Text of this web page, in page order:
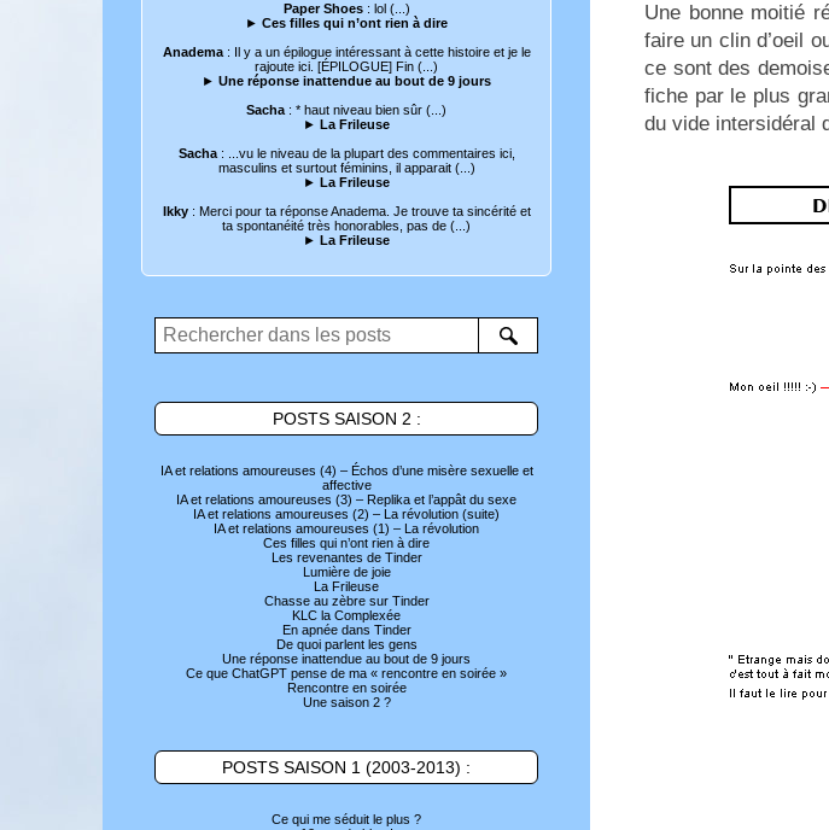
Paper Shoes: lol (...)
► Ces filles qui n’ont rien à dire
Anadema: Il y a un épilogue intéressant à cette histoire et je le
rajoute ici. [ÉPILOGUE] Fin (...)
► Une réponse inattendue au bout de 9 jours
Sacha : * haut niveau bien sûr (...)
► La Frileuse
Sacha: ...vu le niveau de la plupart des commentaires ici,
masculins et surtout féminins, il apparait (...)
► La Frileuse
Ikky: Merci pour ta réponse Anadema. Je trouve ta sincérité et
ta spontanéité très honorables, pas de (...)
► La Frileuse
POSTS SAISON 2 :
IA et relations amoureuses (4) – Échos d’une misère sexuelle et
affective
IA et relations amoureuses (3) – Replika et l’appât du sexe
IA et relations amoureuses (2) – La révolution (suite)
IA et relations amoureuses (1) – La révolution
Ces filles qui n’ont rien à dire
Les revenantes de Tinder
Lumière de joie
La Frileuse
Chasse au zèbre sur Tinder
KLC la Complexée
En apnée dans Tinder
De quoi parlent les gens
Une réponse inattendue au bout de 9 jours
Ce que ChatGPT pense de ma « rencontre en soirée »
Rencontre en soirée
Une saison 2 ?
POSTS SAISON 1 (2003-2013) :
Ce qui me séduit le plus ?
Une bonne moitié
faire un clin d’oeil
ce sont des
fiche par le plus
du vide intersidéral